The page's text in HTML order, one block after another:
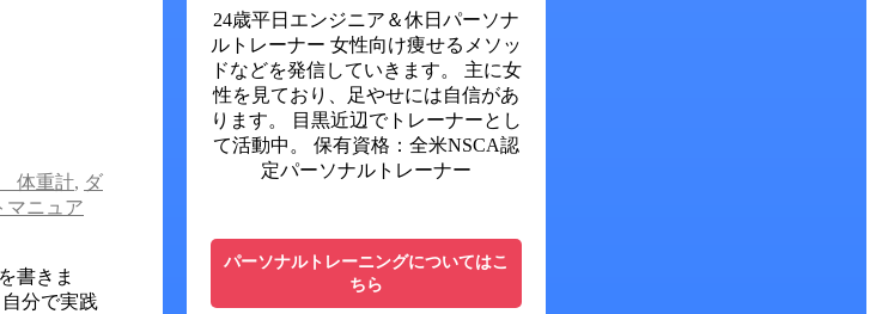
体重計, ダ
マニュア
書きま
分で実践
24歳平日エンジニア＆休日パーソナ
ルトレーナー 女性向け痩せるメソッ
ドなどを発信していきます。 主に女
性を見ており、足やせには自信があ
ります。 目黒近辺でトレーナーとし
て活動中。 保有資格：全米NSCA認
定パーソナルトレーナー
パーソナルトレーニングについてはこ
ちら